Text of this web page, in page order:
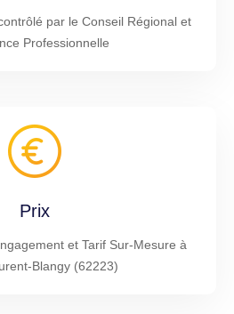
par le Conseil Régional et
Professionnelle
Prix
et Tarif Sur-Mesure à
Blangy (62223)